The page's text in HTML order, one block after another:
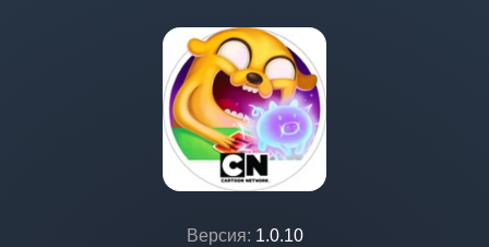
Версия: 1.0.10